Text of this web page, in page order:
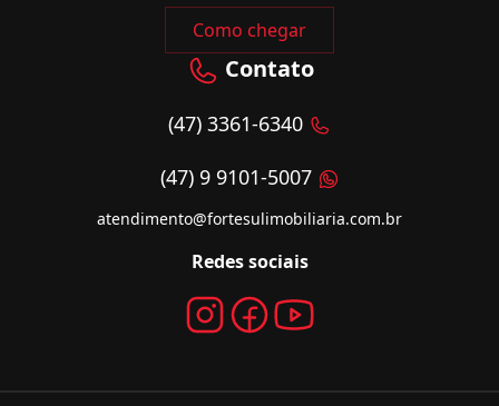
Como chegar
Contato
(47) 3361-6340
(47) 9 9101-5007
atendimento@fortesulimobiliaria.com.br
Redes sociais